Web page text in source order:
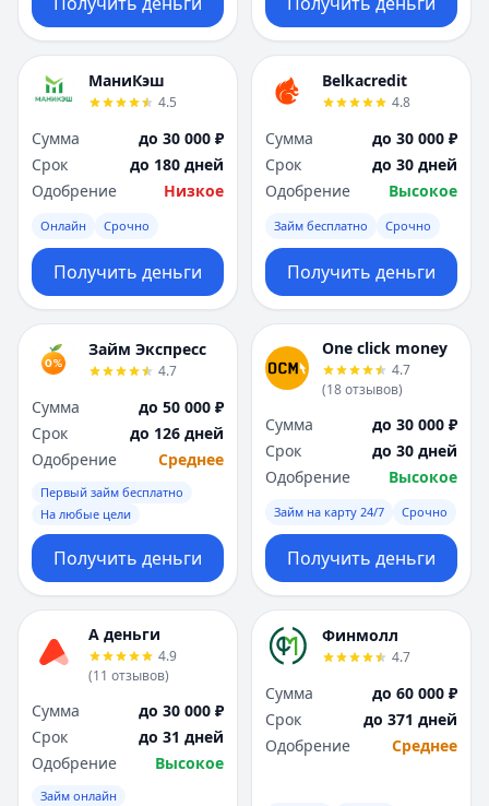
МаниКэш
4.5
Сумма
до 30 000 ₽
Срок
до 180 дней
Одобрение
Низкое
Онлайн Срочно
Получить деньги
Belkacredit
4.8
Сумма
до 30 000 ₽
Срок
до 30 дней
Одобрение
Высокое
Займ бесплатно Срочно
Получить деньги
Займ Экспресс
4.7
Сумма
до 50 000 ₽
Срок
до 126 дней
Одобрение
Среднее
Первый займ бесплатно
На любые цели
Получить деньги
One click money
4.7
(18отзывов)
Сумма
до 30 000 ₽
Срок
до 30 дней
Одобрение
Высокое
Займ на карту 24/7 Срочно
Получить деньги
А деньги
4.9
(11 отзывов)
Сумма
до 30 000 ₽
Срок
до 31 дней
Одобрение
Высокое
Займ онлайн
Финмолл
4.7
Сумма
до 60 000 ₽
Срок
до 371 дней
Одобрение
Среднее